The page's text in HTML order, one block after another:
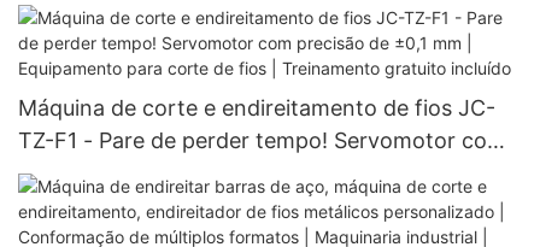
alimentação automática | Certificação ISO 9001 |
Utilizada em mais de 1000 fábricas
Máquina de corte e endireitamento de fios JC-
TZ-F1 - Pare de perder tempo! Servomotor com
precisão de ±0,1 mm | Equipamento para corte
de fios | Treinamento gratuito incluído